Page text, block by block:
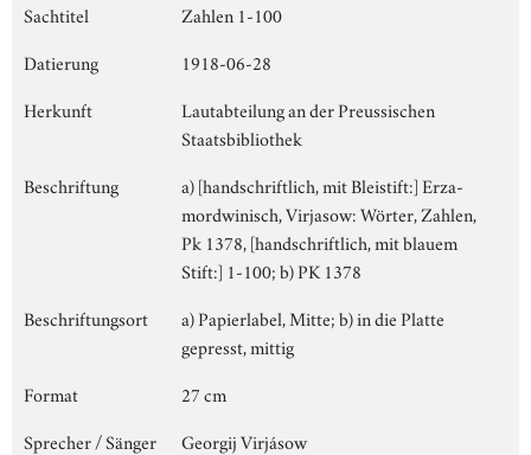
Sachtitel
Zahlen 1-100
Datierung
1918-06-28
Herkunft
Lautabteilung an der Preussischen
Staatsbibliothek
Beschriftung
a) [handschriftlich, mit Bleistift:] Erza-
mordwinisch, Virjasow: Wörter, Zahlen,
Pk 1378, [handschriftlich, mit blauem
Stift:] 1-100; b) PK 1378
Beschriftungsort
a) Papierlabel, Mitte; b) in die Platte
gepresst, mittig
Format
27 cm
Sprecher / Sänger
Georgij Virjásow